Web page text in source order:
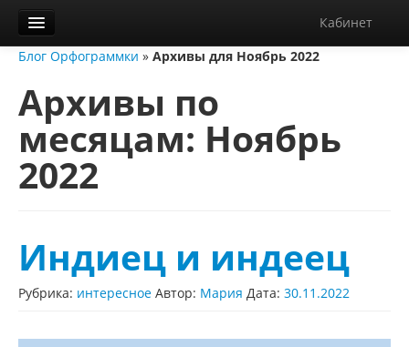
Кабинет
Орфограммка
Библиотека
Блог
О нас
Диктанты
Блог Орфограммки » Архивы для Ноябрь 2022
Архивы по
месяцам: Ноябрь
2022
Индиец и индеец
Рубрика: интересное Автор: Мария Дата: 30.11.2022